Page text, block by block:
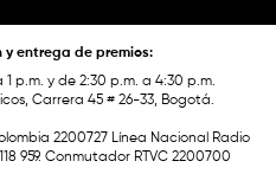
y entrega de premios:
p.m. y de 2:30 p.m. a 4:30 p.m.
Carrera 45 # 26-33, Bogotá.
2200727 Línea Nacional Radio
959. Conmutador RTVC 2200700